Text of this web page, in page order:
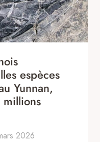
espèces
Yunnan,
2026